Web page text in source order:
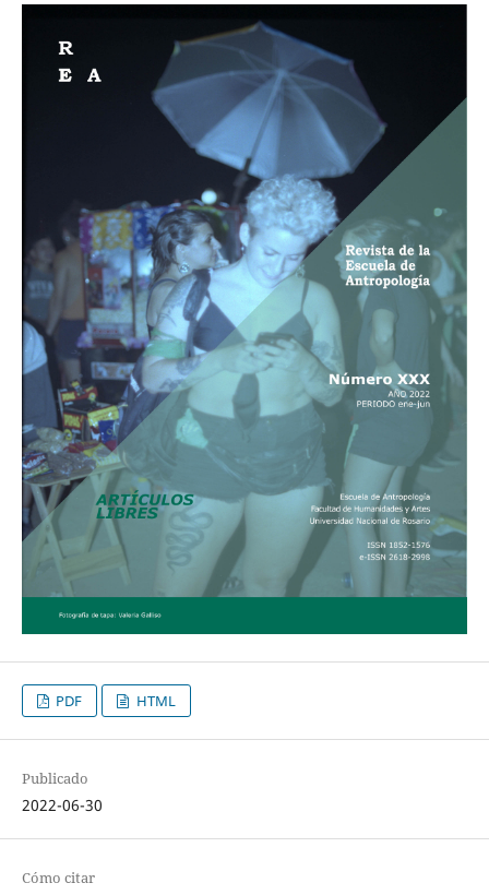
PDF HTML
Publicado
2022-06-30
Cómo citar